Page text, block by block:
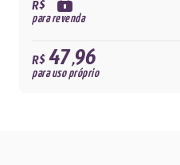
R$
para revenda
R$47,96
para uso próprio